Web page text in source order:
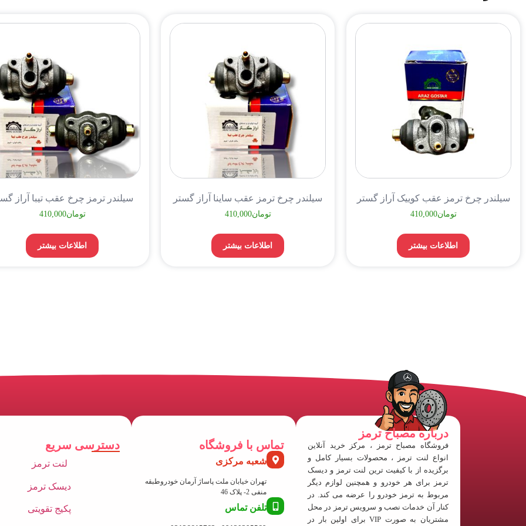
سیلندر چرخ ترمز عقب کوییک آراز گستر
تومان410,000
اطلاعات بیشتر
سیلندر چرخ ترمز عقب ساینا آراز گستر
تومان410,000
اطلاعات بیشتر
سیلندر ترمز چرخ عقب تیبا آراز
تومان410,000
اطلاعات بیشتر
درباره مصباح ترمز
فروشگاه مصباح ترمز ، مرکز خرید آنلاین
انواع لنت ترمز ، محصولات بسیار کامل و
برگزیده از با کیفیت ترین لنت ترمز و دیسک
ترمز برای هر خودرو و همچنین لوازم دیگر
مربوط به ترمز خودرو را عرضه می کند. در
کنار آن خدمات نصب و سرویس ترمز در محل
مشتریان به صورت VIP برای اولین بار در
تماس با فروشگاه
شعبه مرکزی
تهران خیابان ملت پاساژ آرمان خودروطبقه
منفی 2- پلاک 46
تلفن تماس
دسترسی سریع
لنت ترمز
دیسک ترمز
پکیج تقویتی